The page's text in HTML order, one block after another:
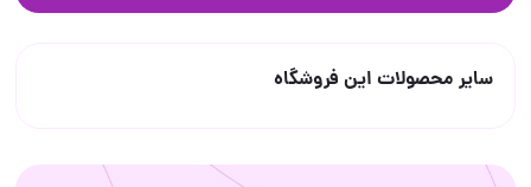
سایر محصولات این فروشگاه